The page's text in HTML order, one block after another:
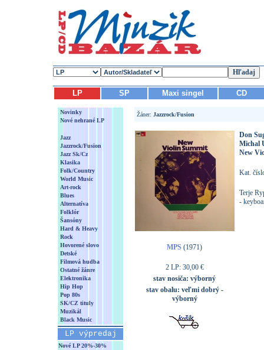
LP SP Maxi singel CD
Novinky
Nové nehrané LP
Jazz
Jazzrock/Fusion
Jazz Sk/Cz
Klasika
Folk/Country
World Music
Art-rock
Blues
Alternatíva
Folklór
Šansóny
Hard & Heavy
Rock
Hovorené slovo
Detské
Filmová hudba
Ostatné žánre
Elektronika
Hip Hop
Pop 80s
SK/CZ tituly
Muzikál
Black Music
LP výpredaj
Nové LP 20%-30%
Žáner: Jazzrock/Fusion
MPS (1971)
2 LP: 30,00 €
stav nosiča: výborný
stav obalu: veľmi dobrý -
výborný
Don
Michal
New
Kat.
Terje
-